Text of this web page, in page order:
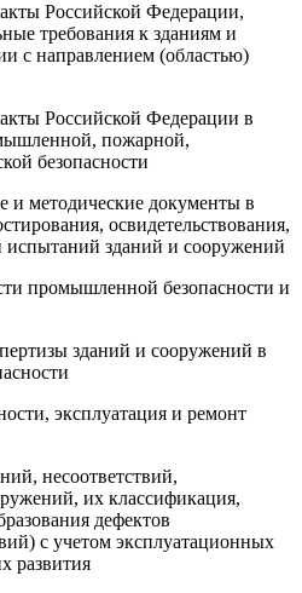
Российской Федерации,
требования к зданиям и
с направлением (областью)
Российской Федерации в
пожарной,
безопасности
и методические документы в
освидетельствования,
зданий и сооружений
промышленной безопасности и
зданий и сооружений в
эксплуатация и ремонт
несоответствий,
их классификация,
дефектов
с учетом эксплуатационных
развития